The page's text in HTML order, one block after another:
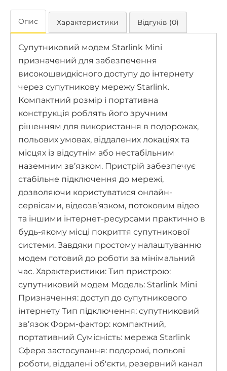
Опис Характеристики Відгуків (0)
Супутниковий модем Starlink Mini
призначений для забезпечення
високошвидкісного доступу до інтернету
через супутникову мережу Starlink.
Компактний розмір і портативна
конструкція роблять його зручним
рішенням для використання в подорожах,
польових умовах, віддалених локаціях та
місцях із відсутнім або нестабільним
наземним зв’язком. Пристрій забезпечує
стабільне підключення до мережі,
дозволяючи користуватися онлайн-
сервісами, відеозв’язком, потоковим відео
та іншими інтернет-ресурсами практично в
будь-якому місці покриття супутникової
системи. Завдяки простому налаштуванню
модем готовий до роботи за мінімальний
час. Характеристики: Тип пристрою:
супутниковий модем Модель: Starlink Mini
Призначення: доступ до супутникового
інтернету Тип підключення: супутниковий
зв’язок Форм-фактор: компактний,
портативний Сумісність: мережа Starlink
Сфера застосування: подорожі, польові
роботи, віддалені об'єкти, резервний канал